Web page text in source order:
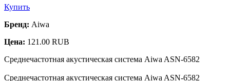
Купить
Бренд: Aiwa
Цена: 121.00 RUB
Среднечастотная акустическая система Aiwa ASN-6582
Среднечастотная акустическая система Aiwa ASN-6582